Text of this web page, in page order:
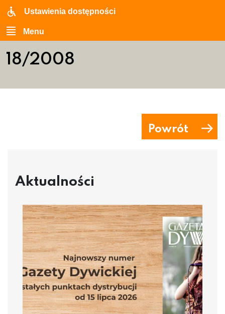
Ustawienia dostępności
Menu
18/2008
Powrót
Aktualności